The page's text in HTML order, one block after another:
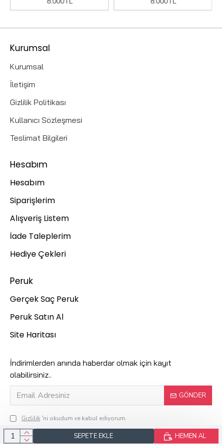
SEPETE EKLE HEMEN AL
Kurumsal
Kurumsal
İletişim
Gizlilik Politikası
Kullanıcı Sözleşmesi
Teslimat Bilgileri
Hesabım
Hesabım
Siparişlerim
Alışveriş Listem
İade Taleplerim
Hediye Çekleri
Peruk
Gerçek Saç Peruk
Peruk Satın Al
Site Haritası
İndirimlerden anında haberdar olmak için kayıt
olabilirsiniz..
GÖNDER
Gizlilik 'ni okudum ve kabul ediyorum.